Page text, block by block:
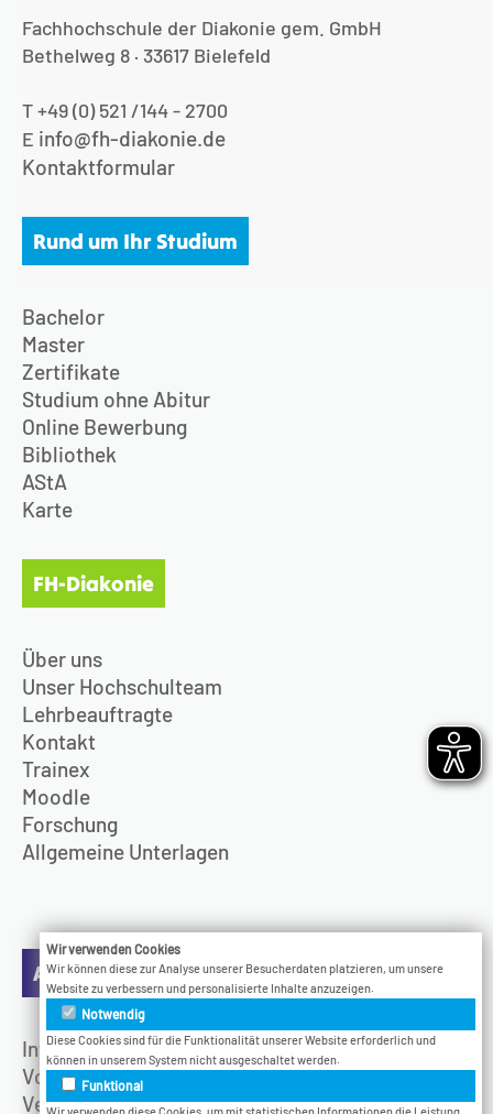
Fachhochschule der Diakonie gem. GmbH
Bethelweg 8 · 33617 Bielefeld
T +49 (0) 521 /144 - 2700
E info@fh-diakonie.de
Kontaktformular
Rund um Ihr Studium
Bachelor
Master
Zertifikate
Studium ohne Abitur
Online Bewerbung
Bibliothek
AStA
Karte
FH-Diakonie
Über uns
Unser Hochschulteam
Lehrbeauftragte
Kontakt
Trainex
Moodle
Forschung
Allgemeine Unterlagen
Aktuelles
Infotage
Vodcast
Veranstaltungen
Wir verwenden Cookies
Wir können diese zur Analyse unserer Besucherdaten platzieren, um unsere
Website zu verbessern und personalisierte Inhalte anzuzeigen.
Notwendig
Diese Cookies sind für die Funktionalität unserer Website erforderlich und
können in unserem System nicht ausgeschaltet werden.
Funktional